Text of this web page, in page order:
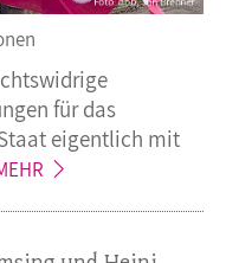
für das
eigentlich mit